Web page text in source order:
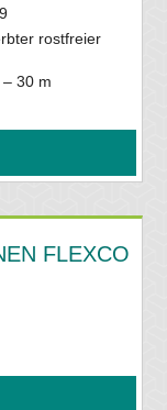
rostfreier
– 30 m
FLEXCO